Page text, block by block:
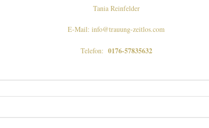
Tania Reinfelder
E-Mail: info@trauung-zeitlos.com
Telefon: 0176-57835632